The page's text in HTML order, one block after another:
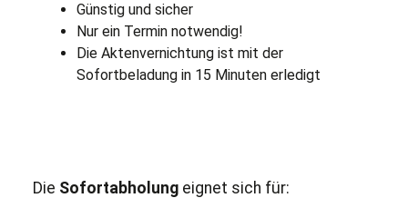
Günstig und sicher
Nur ein Termin notwendig!
Die Aktenvernichtung ist mit der
Sofortbeladung in 15 Minuten erledigt
Die Sofortabholungeignet sich für: